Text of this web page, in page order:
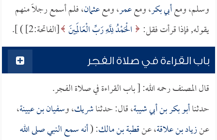
وسلم، ومعأبي بكر، ومععمر، ومععثمان، فلم أسمع رجلاً منهم
يقوله, فإذا قرأت فقل:
الْحَمْدُ لِلَّهِ رَبِّ الْعَالَمِينَ [الفاتحة:2] ) ].
باب القراءة في صلاة الفجر
قال المصنف رحمه الله: [ باب القراءة في صلاة الفجر.
حدثناأبو بكر بن أبي شيبة، قال: حدثناشريك، وسفيان بن عيينة،
عنزياد بن علاقة، عنقطبة بن مالك: (أنه سمع النبي صلى الله